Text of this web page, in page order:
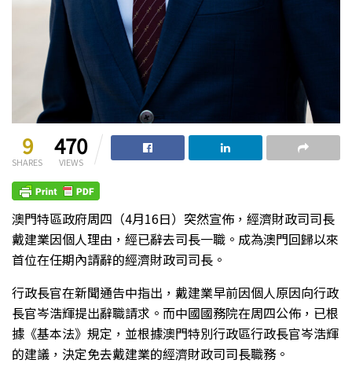
9
SHARES
470
VIEWS
澳門特區政府周四（4月16日）突然宣佈，經濟財政司司長
戴建業因個人理由，經已辭去司長一職。成為澳門回歸以來
首位在任期內請辭的經濟財政司司長。
行政長官在新聞通告中指出，戴建業早前因個人原因向行政
長官岑浩輝提出辭職請求。而中國國務院在周四公佈，已根
據《基本法》規定，並根據澳門特別行政區行政長官岑浩輝
的建議，決定免去戴建業的經濟財政司司長職務。